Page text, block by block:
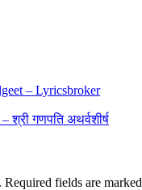
– Lyricsbroker
गणपति अथर्वशीर्ष
Required fields are marked